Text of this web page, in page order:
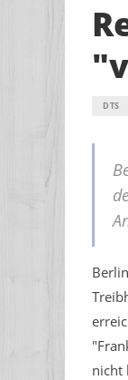
DTS
nicht